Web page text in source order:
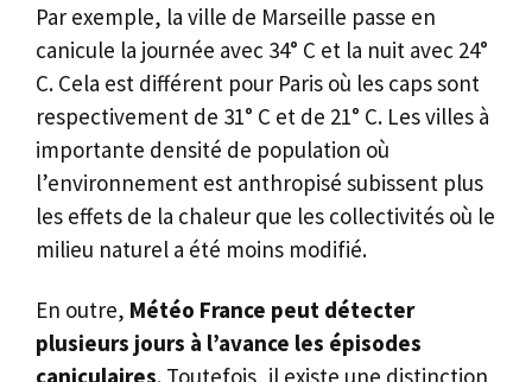
Par exemple, la ville de Marseille passe en
canicule la journée avec 34° C et la nuit avec 24°
C. Cela est différent pour Paris où les caps sont
respectivement de 31° C et de 21° C. Les villes à
importante densité de population où
l’environnement est anthropisé subissent plus
les effets de la chaleur que les collectivités où le
milieu naturel a été moins modifié.
En outre, Météo France peut détecter
plusieurs jours à l’avance les épisodes
caniculaires. Toutefois, il existe une distinction